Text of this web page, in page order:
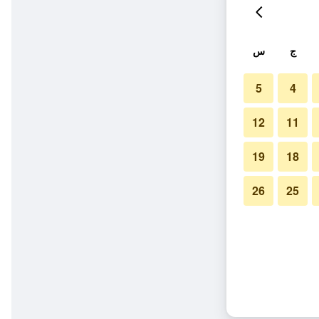
ج س
4
5
11
12
18
19
25
26